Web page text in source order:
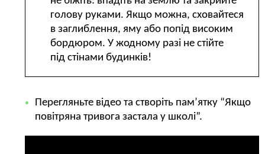
голову руками. Якщо можна, сховайтеся
в заглиблення, яму або попід високим
бордюром. У жодному разі не стійте
під стінами будинків!
Перегляньте відео та створіть пам’ятку “Якщо
повітряна тривога застала у школі”.